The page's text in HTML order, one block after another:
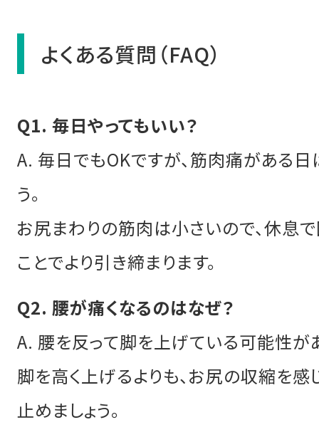
よくある質問（FAQ）
Q1. 毎日やってもいい？
A. 毎日でもOKですが、筋肉痛がある日
う。
お尻まわりの筋肉は小さいので、休息
ことでより引き締まります。
Q2. 腰が痛くなるのはなぜ？
A. 腰を反って脚を上げている可能性が
脚を高く上げるよりも、お尻の収縮を感
止めましょう。